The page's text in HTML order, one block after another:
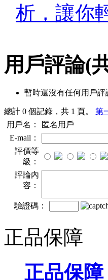
析，讓你
用戶評論(
暫時還沒有任何用戶評
總計 0 個記錄，共 1 頁。 第
用戶名：
匿名用戶
E-mail：
評價等
級：
評論內
容：
驗證碼：
正品保障
正品保障